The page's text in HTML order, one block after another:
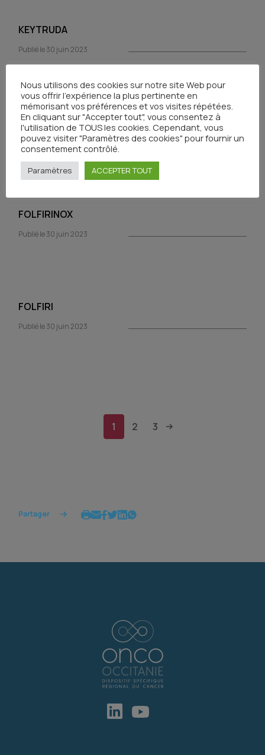
KEYTRUDA
Publié le 30 juin 2023
FOLFOX
Publié le 30 juin 2023
FOLFIRINOX
Publié le 30 juin 2023
FOLFIRI
Publié le 30 juin 2023
1 2 3
Partager
Nous utilisons des cookies sur notre site Web pour
vous offrir l'expérience la plus pertinente en
mémorisant vos préférences et vos visites répétées.
En cliquant sur "Accepter tout", vous consentez à
l'utilisation de TOUS les cookies. Cependant, vous
pouvez visiter "Paramètres des cookies" pour fournir un
consentement contrôlé.
Paramètres ACCEPTER TOUT